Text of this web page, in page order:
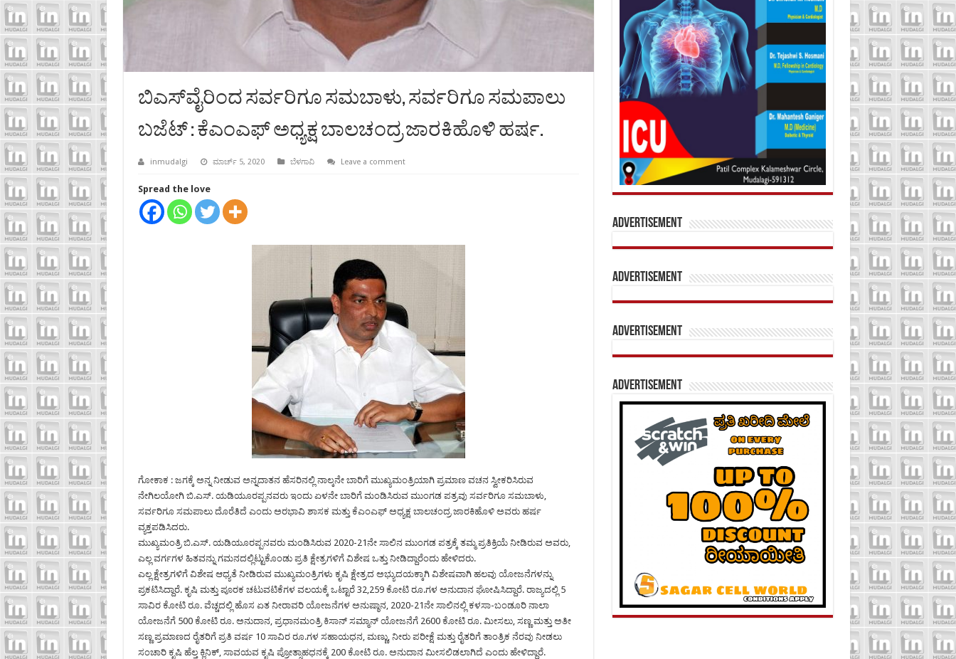
ಬಿಎಸ್‍ವೈರಿಂದ ಸರ್ವರಿಗೂ ಸಮಬಾಳು, ಸರ್ವರಿಗೂ ಸಮಪಾಲು
ಬಜೆಟ್ : ಕೆಎಂಎಫ್ ಅಧ್ಯಕ್ಷ ಬಾಲಚಂದ್ರ ಜಾರಕಿಹೊಳಿ ಹರ್ಷ.
inmudalgi ಮಾರ್ಚ್ 5, 2020 ಬೆಳಗಾವಿ Leave a comment
Spread the love
ಗೋಕಾಕ : ಜಗಕ್ಕೆ ಅನ್ನ ನೀಡುವ ಅನ್ನದಾತನ ಹೆಸರಿನಲ್ಲಿ ನಾಲ್ಕನೇ ಬಾರಿಗೆ ಮುಖ್ಯಮಂತ್ರಿಯಾಗಿ ಪ್ರಮಾಣ ವಚನ ಸ್ವೀಕರಿಸಿರುವ
ನೇಗಿಲಯೋಗಿ ಬಿ.ಎಸ್. ಯಡಿಯೂರಪ್ಪನವರು ಇಂದು ಏಳನೇ ಬಾರಿಗೆ ಮಂಡಿಸಿರುವ ಮುಂಗಡ ಪತ್ರವು ಸರ್ವರಿಗೂ ಸಮಬಾಳು,
ಸರ್ವರಿಗೂ ಸಮಪಾಲು ದೊರೆತಿದೆ ಎಂದು ಅರಭಾವಿ ಶಾಸಕ ಮತ್ತು ಕೆಎಂಎಫ್ ಅಧ್ಯಕ್ಷ ಬಾಲಚಂದ್ರ ಜಾರಕಿಹೊಳಿ ಅವರು ಹರ್ಷ
ವ್ಯಕ್ತಪಡಿಸಿದರು.
ಮುಖ್ಯಮಂತ್ರಿ ಬಿ.ಎಸ್. ಯಡಿಯೂರಪ್ಪನವರು ಮಂಡಿಸಿರುವ 2020-21ನೇ ಸಾಲಿನ ಮುಂಗಡ ಪತ್ರಕ್ಕೆ ತಮ್ಮ ಪ್ರತಿಕ್ರಿಯೆ ನೀಡಿರುವ ಅವರು,
ಎಲ್ಲ ವರ್ಗಗಳ ಹಿತವನ್ನು ಗಮನದಲ್ಲಿಟ್ಟುಕೊಂಡು ಪ್ರತಿ ಕ್ಷೇತ್ರಗಳಿಗೆ ವಿಶೇಷ ಒತ್ತು ನೀಡಿದ್ದಾರೆಂದು ಹೇಳಿದರು.
ಎಲ್ಲ ಕ್ಷೇತ್ರಗಳಿಗೆ ವಿಶೇಷ ಆಧ್ಯತೆ ನೀಡಿರುವ ಮುಖ್ಯಮಂತ್ರಿಗಳು ಕೃಷಿ ಕ್ಷೇತ್ರದ ಅಭ್ಯುದಯಕ್ಕಾಗಿ ವಿಶೇಷವಾಗಿ ಹಲವು ಯೋಜನೆಗಳನ್ನು
ಪ್ರಕಟಿಸಿದ್ದಾರೆ. ಕೃಷಿ ಮತ್ತು ಪೂರಕ ಚಟುವಟಿಕೆಗಳ ವಲಯಕ್ಕೆ ಒಟ್ಟಾರೆ 32,259 ಕೋಟಿ ರೂ.ಗಳ ಅನುದಾನ ಘೋಷಿಸಿದ್ದಾರೆ. ರಾಜ್ಯದಲ್ಲಿ 5
ಸಾವಿರ ಕೋಟಿ ರೂ. ವೆಚ್ಚದಲ್ಲಿ ಹೊಸ ಏತ ನೀರಾವರಿ ಯೋಜನೆಗಳ ಅನುಷ್ಠಾನ, 2020-21ನೇ ಸಾಲಿನಲ್ಲಿ ಕಳಸಾ-ಬಂಡೂರಿ ನಾಲಾ
ಯೋಜನೆಗೆ 500 ಕೋಟಿ ರೂ. ಅನುದಾನ, ಪ್ರಧಾನಮಂತ್ರಿ ಕಿಸಾನ್ ಸಮ್ಮಾನ್ ಯೋಜನೆಗೆ 2600 ಕೋಟಿ ರೂ. ಮೀಸಲು, ಸಣ್ಣ ಮತ್ತು ಅತೀ
ಸಣ್ಣ ಪ್ರಮಾಣದ ರೈತರಿಗೆ ಪ್ರತಿ ವರ್ಷ 10 ಸಾವಿರ ರೂ.ಗಳ ಸಹಾಯಧನ, ಮಣ್ಣು, ನೀರು ಪರೀಕ್ಷೆ ಮತ್ತು ರೈತರಿಗೆ ತಾಂತ್ರಿಕ ನೆರವು ನೀಡಲು
ಸಂಚಾರಿ ಕೃಷಿ ಹೆಲ್ತ ಕ್ಲಿನಿಕ್, ಸಾವಯವ ಕೃಷಿ ಪ್ರೋತ್ಸಾಹಧನಕ್ಕೆ 200 ಕೋಟಿ ರೂ. ಅನುದಾನ ಮೀಸಲಿಡಲಾಗಿದೆ ಎಂದು ಹೇಳಿದ್ದಾರೆ.
Advertisement
Advertisement
Advertisement
Advertisement